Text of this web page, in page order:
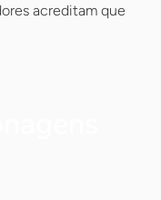
acreditam que